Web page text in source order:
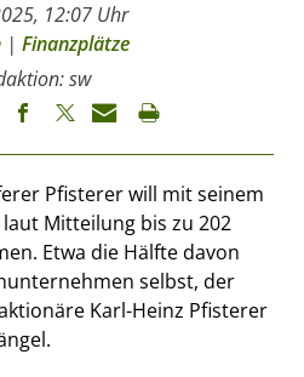
12:07 Uhr
| Finanzplätze
sw
Pfisterer will mit seinem
Mitteilung bis zu 202
Etwa die Hälfte davon
selbst, der
Karl-Heinz Pfisterer